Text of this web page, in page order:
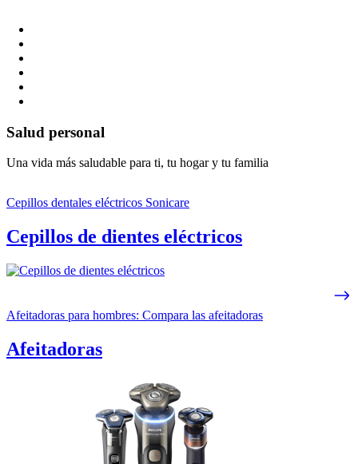
Salud personal
Una vida más saludable para ti, tu hogar y tu familia
Cepillos dentales eléctricos Sonicare
Cepillos de dientes eléctricos
Afeitadoras para hombres: Compara las afeitadoras
Afeitadoras